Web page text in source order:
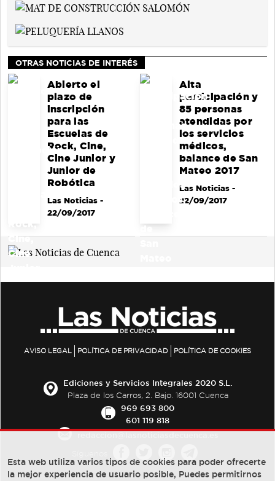
OTRAS NOTICIAS DE INTERÉS
Abierto el
plazo de
inscripción
para las
Escuelas de
Rock, Cine,
Cine Junior y
Junior de
Robótica
Las Noticias-
22/09/2017
Alta
participación y
85 personas
atendidas por
los servicios
médicos,
balance de San
Mateo 2017
Las Noticias-
22/09/2017
AVISO LEGAL POLÍTICA DE PRIVACIDAD POLÍTICA DE COOKIES
Ediciones y Servicios Integrales 2020 S.L.
Plaza de los Carros, 2. Bajo. 16001 Cuenca
969 693 800
601 119 818
Esta web utiliza varios tipos de cookies para poder ofrecerte
la mejor experiencia de usuario posible, Puedes permitirnos